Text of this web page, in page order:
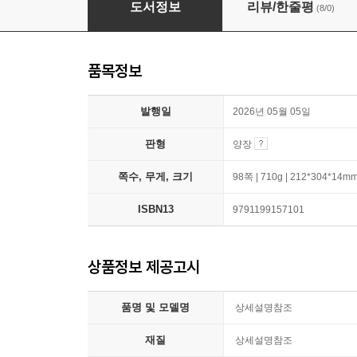
도서정보 리뷰/한줄평 (8/0)
품목정보
발행일 2026년 05월 05일
판형 양장
쪽수, 무게, 크기 98쪽 | 710g |
ISBN13 9791199157101
상품정보 제공고시
품명 및 모델명 상세설명참조
재질 상세설명참조